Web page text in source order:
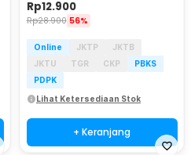
Rp12.900
Rp28.900 56%
Online JKTP
JKTB
JKTU
TGR CKP
PBKS
PDPK
Lihat Ketersediaan Stok
+ Keranjang